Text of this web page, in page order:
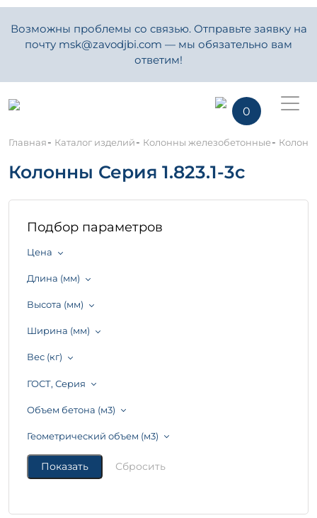
Возможны проблемы со связью. Отправьте заявку на
почту msk@zavodjbi.com — мы обязательно вам
ответим!
0
Главная- Каталог изделий- Колонны железобетонные-
Колонны Серия 1.823.1-3с
Подбор параметров
Цена
Длина (мм)
Высота (мм)
Ширина (мм)
Вес (кг)
ГОСТ, Серия
Объем бетона (м3)
Геометрический объем (м3)